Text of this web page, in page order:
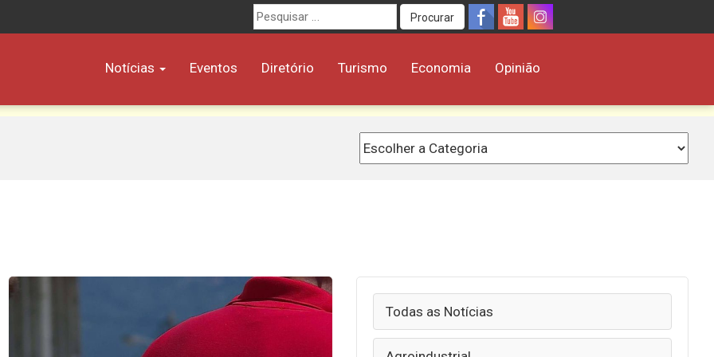
Procurar
por:
Procurar
Notícias Eventos Diretório Turismo Economia Opinião
Todas as Notícias